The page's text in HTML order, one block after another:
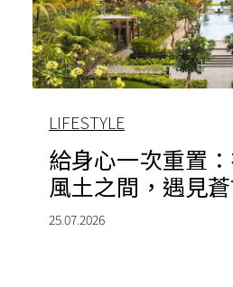
LIFESTYLE
給身心一次重置
風土之間，遇見
25.07.2026